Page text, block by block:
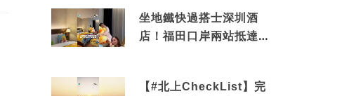
坐地鐵快過搭士深圳酒
店！福田口岸兩站抵達
【#北上CheckList】完